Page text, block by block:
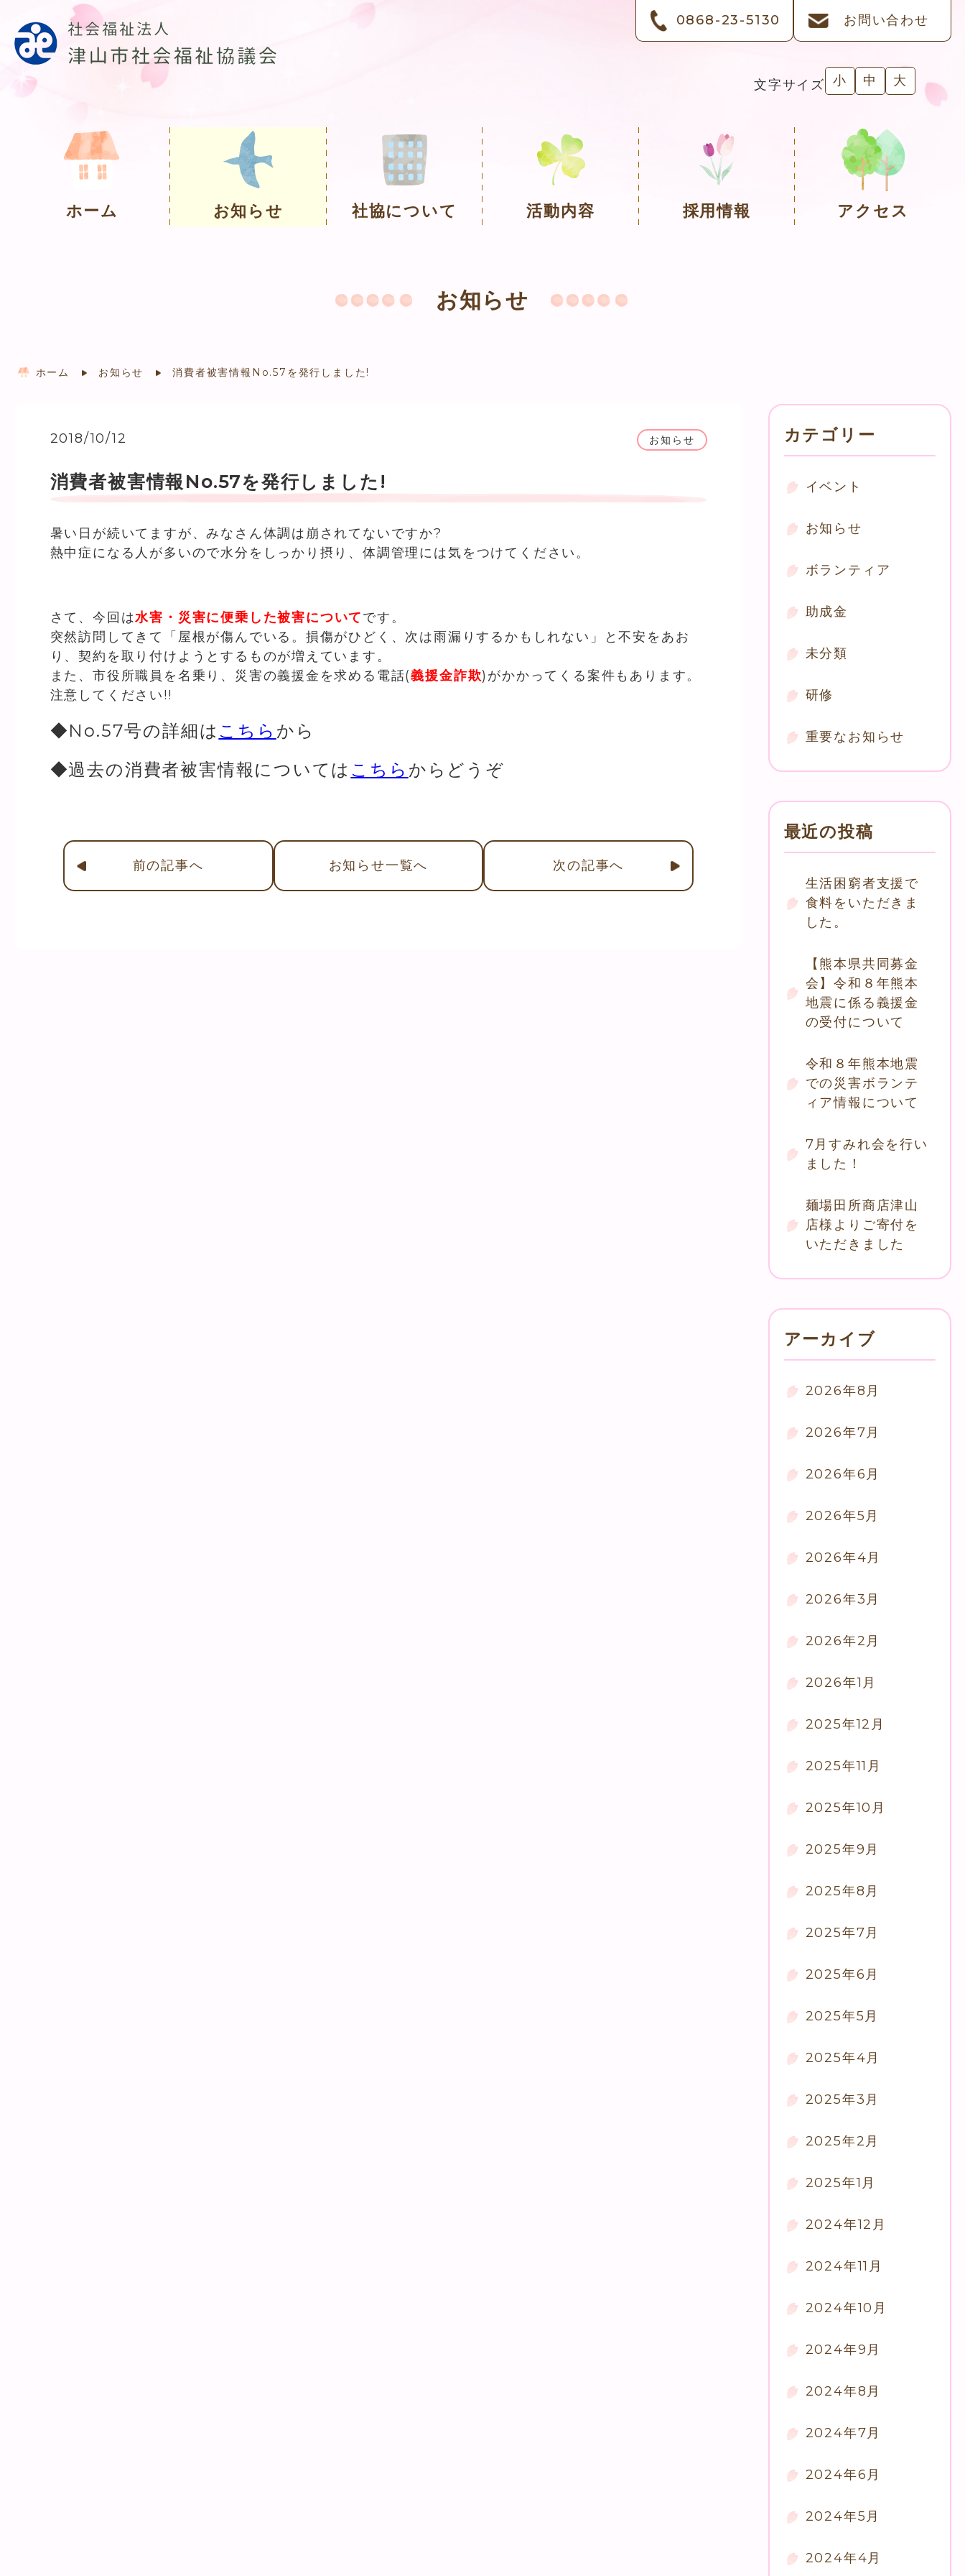
0868-23-5130 お問い合わせ
文字サイズ 小 中 大
ホーム お知らせ 社協について 活動内容 採用情報 アクセス
お知らせ
ホーム お知らせ 消費者被害情報No.57を発行しました!
2018/10/12 お知らせ
消費者被害情報No.57を発行しました!
暑い日が続いてますが、みなさん体調は崩されてないですか?
熱中症になる人が多いので水分をしっかり摂り、体調管理には気をつけてください。
さて、今回は水害・災害に便乗した被害についてです。
突然訪問してきて「屋根が傷んでいる。損傷がひどく、次は雨漏りするかもしれない」と不安をあお
り、契約を取り付けようとするものが増えています。
また、市役所職員を名乗り、災害の義援金を求める電話(義援金詐欺)がかかってくる案件もあります。
注意してください!!
◆No.57号の詳細は こちら から
◆過去の消費者被害情報については こちら からどうぞ
前の記事へ お知らせ一覧へ 次の記事へ
カテゴリー
イベント
お知らせ
ボランティア
助成金
未分類
研修
重要なお知らせ
最近の投稿
生活困窮者支援で
食料をいただきま
した。
【熊本県共同募金
会】令和８年熊本
地震に係る義援金
の受付について
令和８年熊本地震
での災害ボランテ
ィア情報について
7月すみれ会を行い
ました！
麺場田所商店津山
店様よりご寄付を
いただきました
アーカイブ
2026年8月
2026年7月
2026年6月
2026年5月
2026年4月
2026年3月
2026年2月
2026年1月
2025年12月
2025年11月
2025年10月
2025年9月
2025年8月
2025年7月
2025年6月
2025年5月
2025年4月
2025年3月
2025年2月
2025年1月
2024年12月
2024年11月
2024年10月
2024年9月
2024年8月
2024年7月
2024年6月
2024年5月
2024年4月